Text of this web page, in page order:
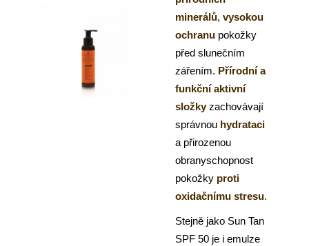
minerálů, vysokou
ochranu pokožky
před slunečním
zářením. Přírodní a
funkční aktivní
složkyzachovávají
správnou hydrataci
a přirozenou
obranyschopnost
pokožky proti
oxidačnímu stresu.
Stejně jako Sun Tan
SPF 50 je i emulze